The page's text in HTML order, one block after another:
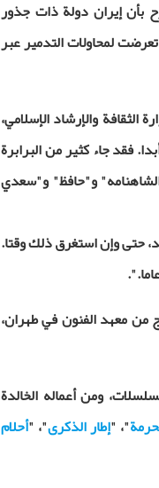
بأن إيران دولة ذات جذور
لن تزول مهما تعرضت لمحاولات التدمير عبر
والإرشاد الإسلامي،
فقد جاء كثير من البرابرة
"الشاهنامه" و"حافظ" و"سعدي
حتى وإن استغرق ذلك وقتا.
.
".
من معهد الفنون في طهران،
ومن أعماله الخالدة
"، "إطار الذكرى"، "أحلام